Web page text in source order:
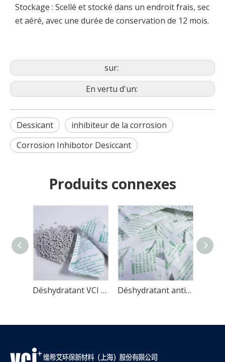
Stockage : Scellé et stocké dans un endroit frais, sec
et aéré, avec une durée de conservation de 12 mois.
sur:
En vertu d'un:
Dessicant
inhibiteur de la corrosion
Corrosion Inhibotor Desiccant
Produits connexes
Déshydratant VCI antirouille Strong Mostureproof pour l'utilisation de conteneurs Déshydratant anti-humidité 10g VCI pour le stockage du métal